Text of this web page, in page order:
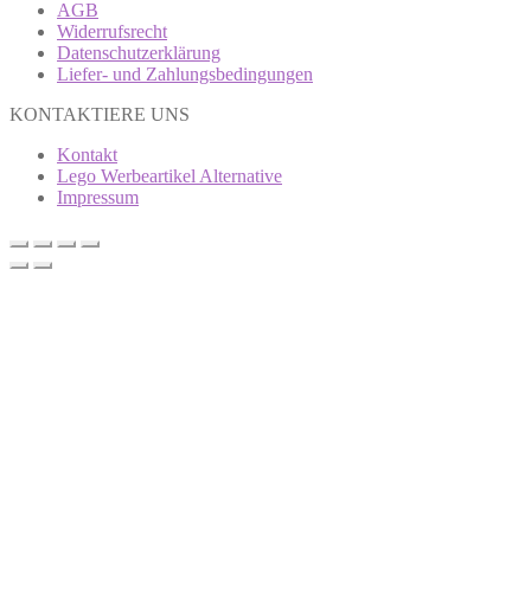
AGB
Widerrufsrecht
Datenschutzerklärung
Liefer- und Zahlungsbedingungen
KONTAKTIERE UNS
Kontakt
Lego Werbeartikel Alternative
Impressum